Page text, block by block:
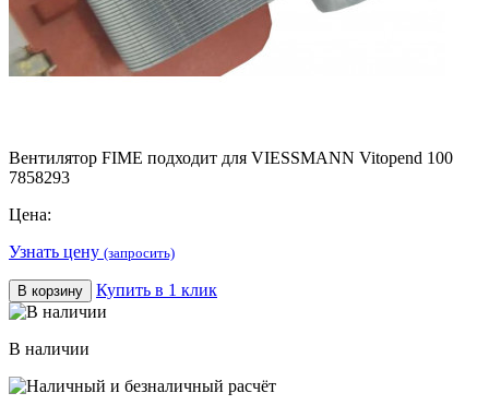
Вентилятор FIME подходит для VIESSMANN Vitopend 100
7858293
Цена:
Узнать цену (запросить)
В корзину Купить в 1 клик
В наличии